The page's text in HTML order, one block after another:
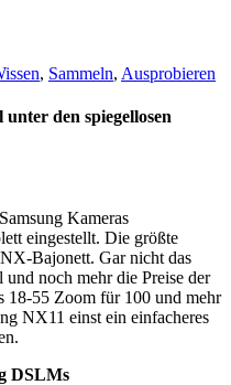
, Sammeln, Ausprobieren
den spiegellosen
Kameras
eingestellt. Die größte
Bajonett. Gar nicht das
noch mehr die Preise der
18-55 Zoom für 100 und mehr
NX11 einst ein einfacheres
DSLMs